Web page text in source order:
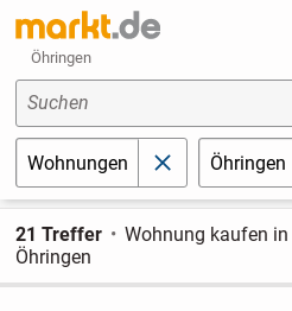
Öhringen
Suchen
Wohnungen schließenÖhringen
21 Treffer
Wohnung kaufen in
Öhringen